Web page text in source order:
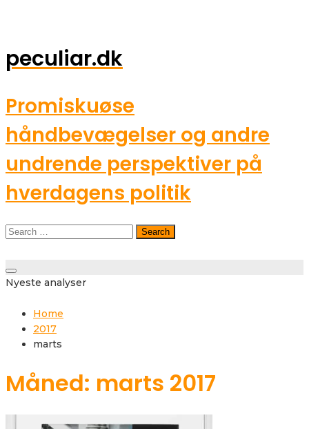
peculiar.dk
Promiskuøse
håndbevægelser og andre
undrende perspektiver på
hverdagens politik
Search
Toggle
navigation
Nyeste analyser
Home
2017
marts
Måned: marts 2017